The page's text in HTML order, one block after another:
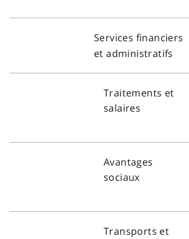
Services financiers
et administratifs
Traitements et
salaires
Avantages
sociaux
Transports et